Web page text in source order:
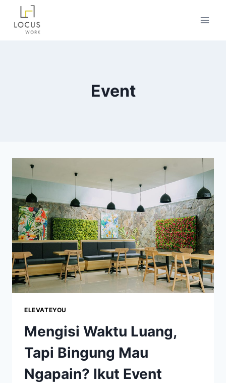
Event
ELEVATEYOU
Mengisi Waktu Luang,
Tapi Bingung Mau
Ngapain? Ikut Event